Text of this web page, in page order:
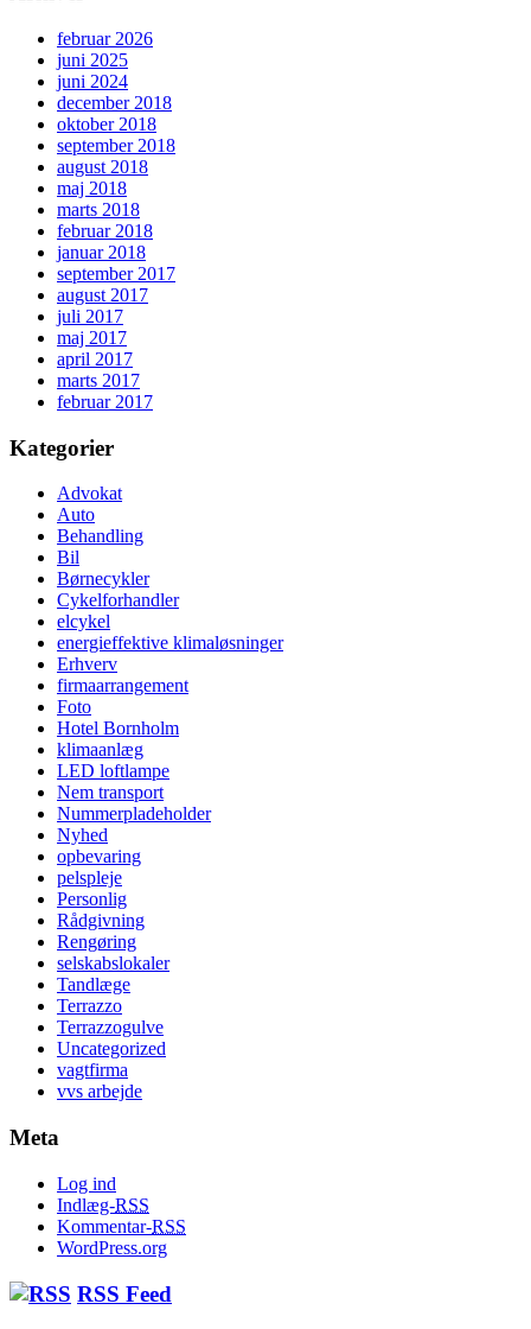
februar 2026
juni 2025
juni 2024
december 2018
oktober 2018
september 2018
august 2018
maj 2018
marts 2018
februar 2018
januar 2018
september 2017
august 2017
juli 2017
maj 2017
april 2017
marts 2017
februar 2017
Kategorier
Advokat
Auto
Behandling
Bil
Børnecykler
Cykelforhandler
elcykel
energieffektive klimaløsninger
Erhverv
firmaarrangement
Foto
Hotel Bornholm
klimaanlæg
LED loftlampe
Nem transport
Nummerpladeholder
Nyhed
opbevaring
pelspleje
Personlig
Rådgivning
Rengøring
selskabslokaler
Tandlæge
Terrazzo
Terrazzogulve
Uncategorized
vagtfirma
vvs arbejde
Meta
Log ind
Indlæg-RSS
Kommentar-RSS
WordPress.org
RSS Feed